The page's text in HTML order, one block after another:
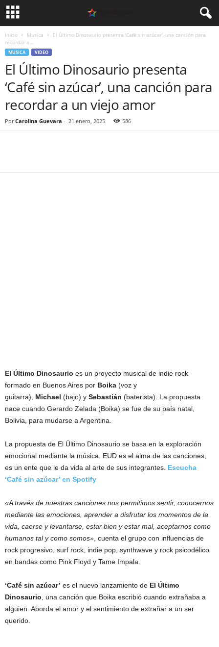
Inicio Musica
El Último Dinosaurio presenta ‘Café sin azúcar’, una canción para
recordar a...
MUSICA VIDEO
El Último Dinosaurio presenta
‘Café sin azúcar’, una canción para
recordar a un viejo amor
Por Carolina Guevara - 21 enero, 2025 586
El Último Dinosaurio es un proyecto musical de indie rock
formado en Buenos Aires por Boika (voz y
guitarra), Michael (bajo) y Sebastián (baterista). La propuesta
nace cuando Gerardo Zelada (Boika) se fue de su país natal,
Bolivia, para mudarse a Argentina.
La propuesta de El Último Dinosaurio se basa en la exploración
emocional mediante la música. EUD es el alma de las canciones,
es un ente que le da vida al arte de sus integrantes. Escucha
‘Café sin azúcar’ en Spotify
«A través de nuestras canciones nos permitimos sentir, conocernos
mediante las emociones, aprender a disfrutar los momentos de la
vida, caerse y levantarse, estar bien y estar mal, aceptarnos como
humanos tal y como somos» , cuenta el grupo con influencias de
rock progresivo, surf rock, indie pop, synthwave y rock psicodélico
en bandas como Pink Floyd y Tame Impala.
‘Café sin azúcar’ es el nuevo lanzamiento de El Último
Dinosaurio , una canción que Boika escribió cuando extrañaba a
alguien. Aborda el amor y el sentimiento de extrañar a un ser
querido.